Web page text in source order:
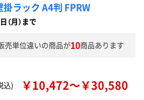
掛ラック A4判 FPRW
（月）まで
売単位違いの商品が10商品あります
込)
￥10,472～￥30,580